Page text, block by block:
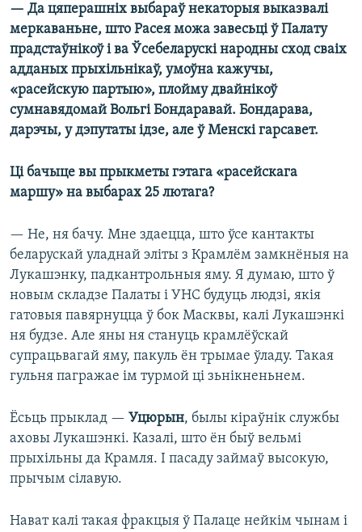
— Да цяперашніх выбараў некаторыя выказвалі
меркаваньне, што Расея можа завесьці ў Палату
прадстаўнікоў і ва Ўсебеларускі народны сход сваіх
адданых прыхільнікаў, умоўна кажучы,
«расейскую партыю», плойму двайнікоў
сумнавядомай Вольгі Бондаравай. Бондарава,
дарэчы, у дэпутаты ідзе, але ў Менскі гарсавет.
Ці бачыце вы прыкметы гэтага «расейскага
маршу» на выбарах 25 лютага?
— Не, ня бачу. Мне здаецца, што ўсе кантакты
беларускай уладнай эліты з Крамлём замкнёныя на
Лукашэнку, падкантрольныя яму. Я думаю, што ў
новым складзе Палаты і УНС будуць людзі, якія
гатовыя павярнуцца ў бок Масквы, калі Лукашэнкі
ня будзе. Але яны ня стануць крамлёўскай
супрацьвагай яму, пакуль ён трымае ўладу. Такая
гульня пагражае ім турмой ці зьнікненьнем.
Ёсьць прыклад — Уцюрын, былы кіраўнік службы
аховы Лукашэнкі. Казалі, што ён быў вельмі
прыхільны да Крамля. І пасаду займаў высокую,
прычым сілавую.
Нават калі такая фракцыя ў Палаце нейкім чынам і